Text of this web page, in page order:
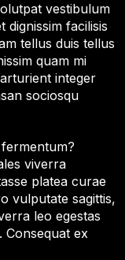
vestibulum
dignissim facilisis
tellus duis tellus
quam mi
integer
sociosqu
viverra
platea curae
vulputate sagittis,
leo egestas
Consequat ex